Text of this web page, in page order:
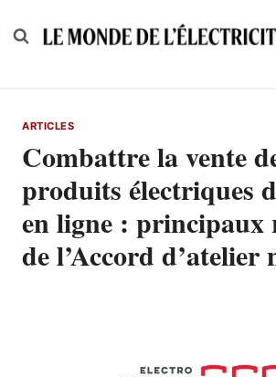
to
ARTICLES
Combattre la vente
produits électriques
en ligne : principaux
de l’Accord d’atelier